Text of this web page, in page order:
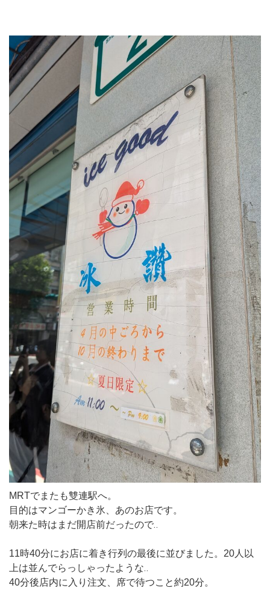
MRTでまたも雙連駅へ。
目的はマンゴーかき氷、あのお店です。
朝来た時はまだ開店前だったので‥
11時40分にお店に着き行列の最後に並びました。20人以
上は並んでらっしゃったような‥
40分後店内に入り注文、席で待つこと約20分。